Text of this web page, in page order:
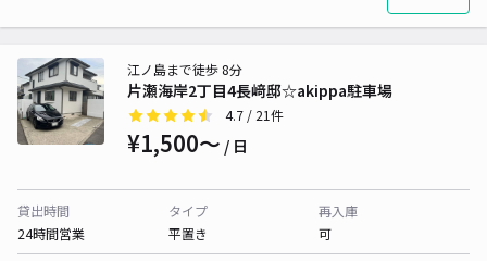
片瀬海岸2丁目4長﨑邸☆akippa駐車場
江ノ島まで徒歩 8分
4.7 / 21件
¥1,500〜 / 日
貸出時間
24時間営業
タイプ
平置き
再入庫
可